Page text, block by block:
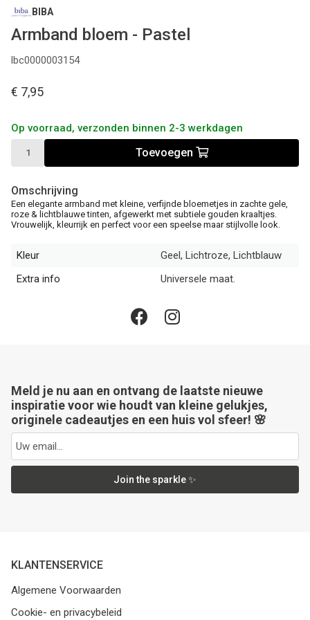
BIBA
Armband bloem - Pastel
lbc0000003154
€ 7,95
Op voorraad, verzonden binnen 2-3 werkdagen
Toevoegen
Omschrijving
Een elegante armband met kleine, verfijnde bloemetjes in zachte gele,
roze & lichtblauwe tinten, afgewerkt met subtiele gouden kraaltjes.
Vrouwelijk, kleurrijk en perfect voor een speelse maar stijlvolle look.
Kleur
Geel, Lichtroze, Lichtblauw
Extra info
Universele maat.
Meld je nu aan en ontvang de laatste nieuwe
inspiratie voor wie houdt van kleine gelukjes,
originele cadeautjes en een huis vol sfeer! 🌸
Join the sparkle ✨
KLANTENSERVICE
Algemene Voorwaarden
Cookie- en privacybeleid